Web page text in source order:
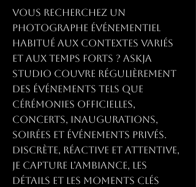
Vous recherchez un
photographe événementiel
habitué aux contextes variés
et aux temps forts ? Askja
Studio couvre régulièrement
des événements tels que
cérémonies officielles,
concerts, inaugurations,
soirées et événements privés.
Discrète, réactive et attentive,
je capture l’ambiance, les
détails et les moments clés